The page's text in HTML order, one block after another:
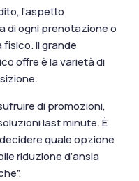
l’aspetto
di ogni prenotazione o
Il grande
offre è la varietà di
di promozioni,
last minute. È
quale opzione
riduzione d’ansia